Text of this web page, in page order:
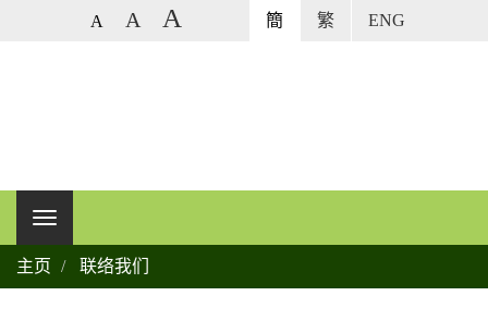
ENG
繁
簡
A A A
主页 联络我们